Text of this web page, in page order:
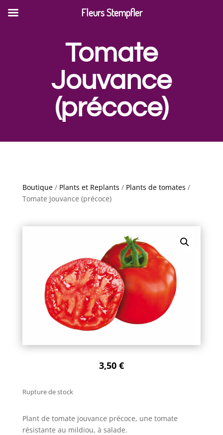
Tomate
Jouvance
(précoce)
Boutique/ Plants et Replants / Plants de tomates /
Tomate Jouvance (précoce)
3,50 €
Rupture de stock
Plant de tomate jouvance précoce, une tomate
résistante au mildiou, à salade.
Fleurs Stempfler